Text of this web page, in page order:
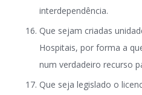
interdependência.
Que sejam criadas
Hospitais, por forma a
num verdadeiro recurso
Que seja legislado o